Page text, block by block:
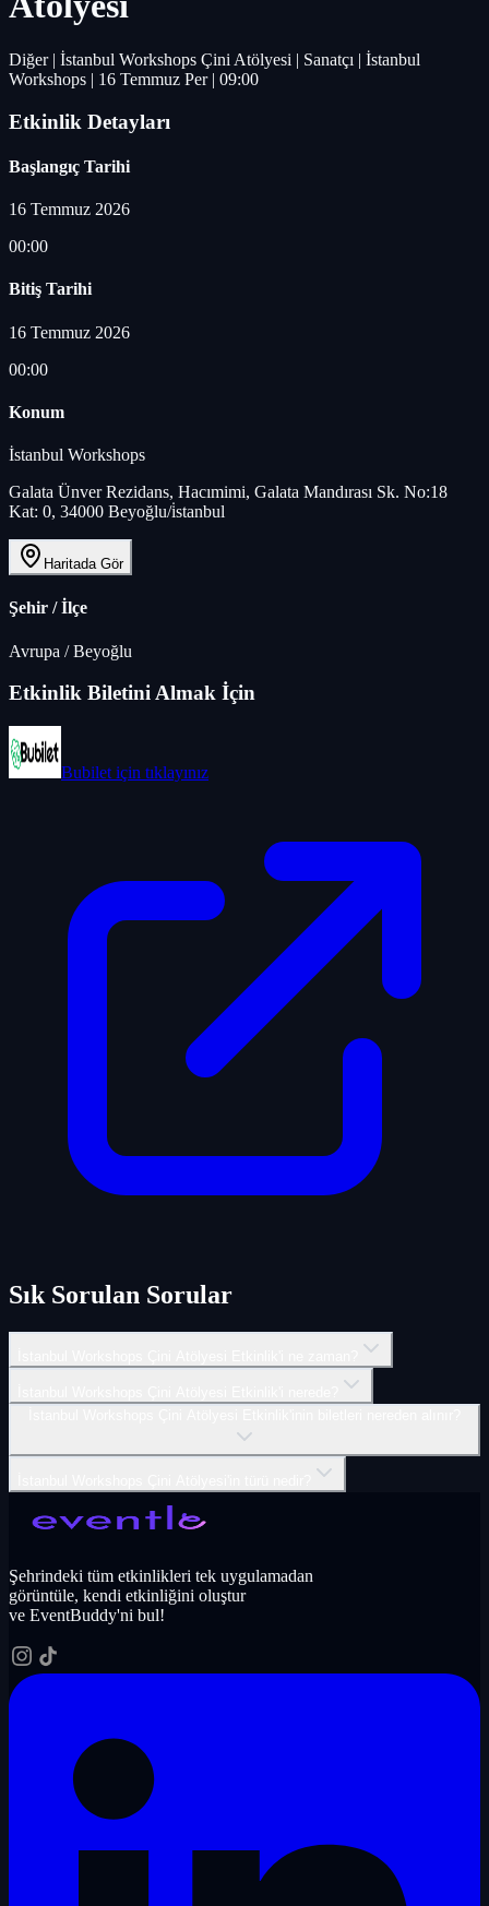
Diğer | İstanbul Workshops Çini Atölyesi | Sanatçı | İstanbul
Workshops | 16 Temmuz Per | 09:00
Etkinlik Detayları
Başlangıç Tarihi
16 Temmuz 2026
00:00
Bitiş Tarihi
16 Temmuz 2026
00:00
Konum
İstanbul Workshops
Galata Ünver Rezidans, Hacımimi, Galata Mandırası Sk. No:18
Kat: 0, 34000 Beyoğlu/i̇stanbul
Haritada Gör
Şehir / İlçe
Avrupa /Beyoğlu
Etkinlik Biletini Almak İçin
Bubilet için tıklayınız
Sık Sorulan Sorular
Şehrindeki tüm etkinlikleri tek uygulamadan
görüntüle, kendi etkinliğini oluştur
ve EventBuddy'ni bul!